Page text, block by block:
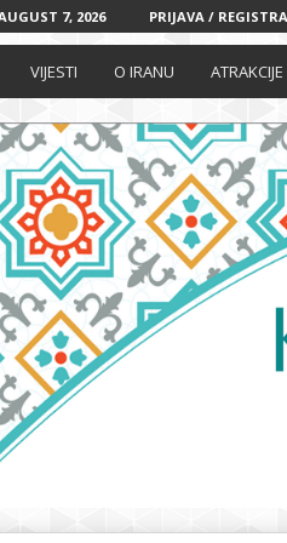
7, 2026 PRIJAVA /
r
a
n
s
k
i
k
VIJESTI O IRANU ATRAKCIJE